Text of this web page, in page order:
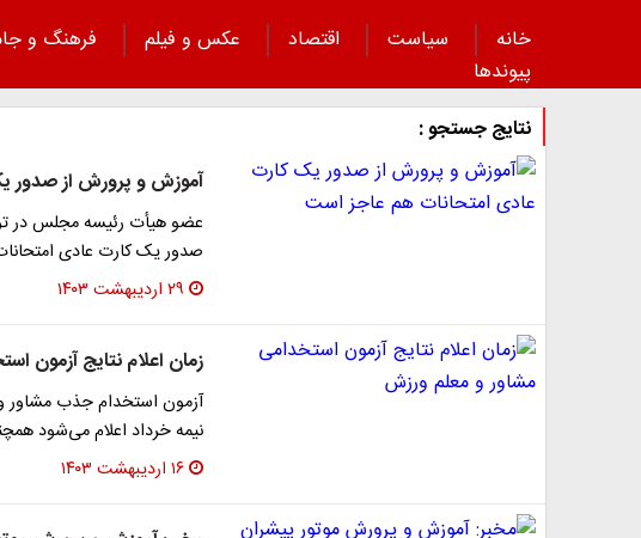
خانه سیاست اقتصاد عکس و فیلم فرهنگ و
پیوند‌ها
نتایج جستجو :
آموزش و پرورش از صدور
عضو هیأت رئیسه مجلس در
صدور یک کارت عادی
۲۹ اردیبهشت ۱۴۰۳
زمان اعلام نتایج آزمون
آزمون استخدام جذب مشاور و
نیمه خرداد اعلام می‌شود
۱۶ اردیبهشت ۱۴۰۳